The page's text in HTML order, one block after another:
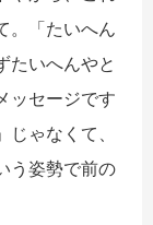
。「たいへん
たいへんやと
ッセージです
ゃなくて、
う姿勢で前の